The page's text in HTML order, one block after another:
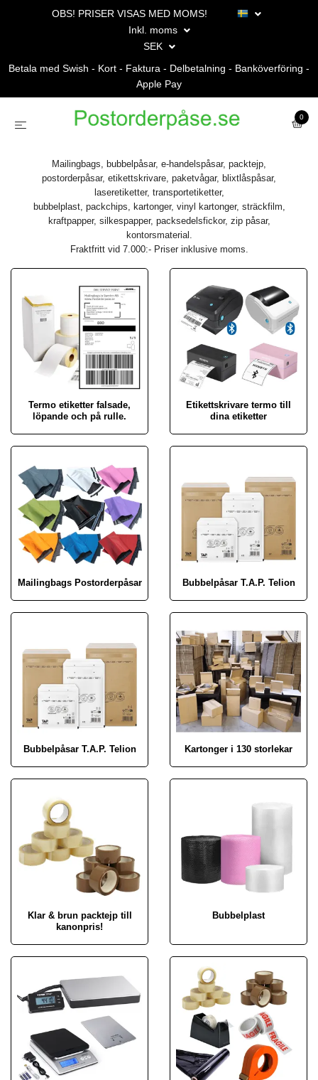
OBS! PRISER VISAS MED MOMS!
Inkl. moms
SEK
Betala med Swish - Kort - Faktura - Delbetalning - Banköverföring -
Apple Pay
0
Mailingbags, bubbelpåsar, e-handelspåsar, packtejp,
postorderpåsar, etikettskrivare, paketvågar, blixtlåspåsar,
laseretiketter, transportetiketter,
bubbelplast, packchips, kartonger, vinyl kartonger, sträckfilm,
kraftpapper, silkespapper, packsedelsfickor, zip påsar,
kontorsmaterial.
Fraktfritt vid 7.000:- Priser inklusive moms.
Termo etiketter falsade,
löpande och på rulle.
Etikettskrivare termo till
dina etiketter
Mailingbags Postorderpåsar Bubbelpåsar T.A.P. Telion
Bubbelpåsar T.A.P. Telion Kartonger i 130 storlekar
Klar & brun packtejp till
kanonpris!
Bubbelplast